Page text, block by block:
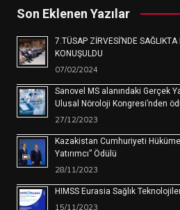
Son Eklenen Yazılar
7.TÜSAP ZİRVESİ’NDE
KONUŞULDU
07/02/2024
Sanovel MS alanındaki Gerçek
Ulusal Nöroloji Kongresi’nden
27/12/2023
Kazakistan Cumhuriyeti
Yatırımcı” Ödülü
28/11/2023
HIMSS Eurasia Sağlık
15/11/2023